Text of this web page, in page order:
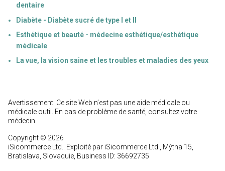
dentaire
Diabète - Diabète sucré de type I et II
Esthétique et beauté - médecine esthétique/esthétique
médicale
La vue, la vision saine et les troubles et maladies des yeux
Avertissement: Ce site Web n’est pas une aide médicale ou
médicale outil. En cas de problème de santé, consultez votre
médecin.
Copyright © 2026
iSicommerce Ltd.. Exploité par iSicommerce Ltd., Mýtna 15,
Bratislava, Slovaquie, Business ID: 36692735